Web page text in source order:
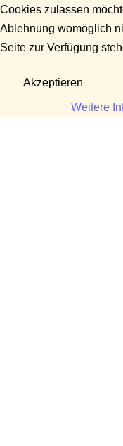
Cookies zulassen
Ablehnung womöglich
Seite zur Verfügung
Akzeptieren
Weitere